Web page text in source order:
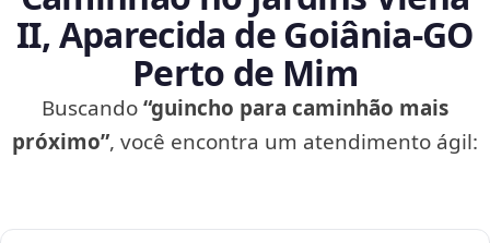
II, Aparecida de Goiânia‑GO
Perto de Mim
Buscando“guincho para caminhão mais
próximo”, você encontra um atendimento ágil: